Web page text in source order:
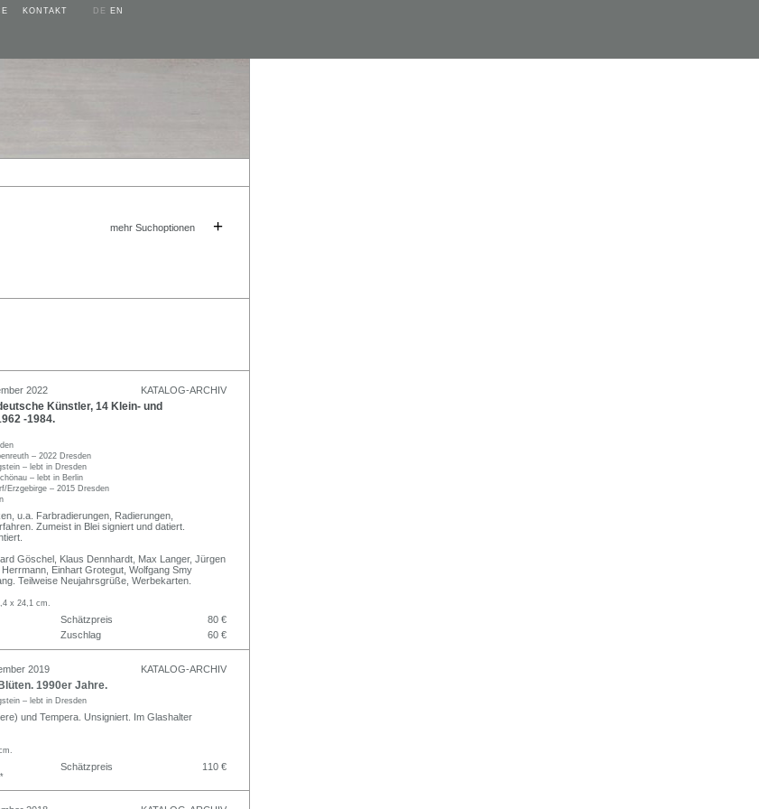
KONTAKT DE EN
mehr Suchoptionen +
2022 KATALOG-ARCHIV
Künstler, 14 Klein- und
-1984.
– 2022 Dresden
– lebt in Dresden
– lebt in Berlin
Erzgebirge – 2015 Dresden
u.a. Farbradierungen, Radierungen,
Zumeist in Blei signiert und datiert.
Göschel, Klaus Dennhardt, Max Langer, Jürgen
Einhart Grotegut, Wolfgang Smy
Teilweise Neujahrsgrüße, Werbekarten.
x 24,1 cm.
Schätzpreis
80 €
Zuschlag
60 €
2019 KATALOG-ARCHIV
1990er Jahre.
– lebt in Dresden
und Tempera. Unsigniert. Im Glashalter
Schätzpreis 110 €